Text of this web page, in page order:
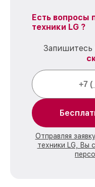
Есть вопросы
техники LG ?
Запишитесь
Отправляя
техники LG, Вы